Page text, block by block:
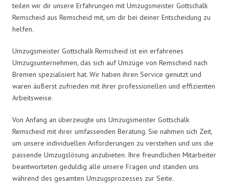
teilen wir dir unsere Erfahrungen mit Umzugsmeister Gottschalk
Remscheid aus Remscheid mit, um dir bei deiner Entscheidung zu
helfen.
Umzugsmeister Gottschalk Remscheid ist ein erfahrenes
Umzugsunternehmen, das sich auf Umzüge von Remscheid nach
Bremen spezialisiert hat. Wir haben ihren Service genutzt und
waren äußerst zufrieden mit ihrer professionellen und effizienten
Arbeitsweise.
Von Anfang an überzeugte uns Umzugsmeister Gottschalk
Remscheid mit ihrer umfassenden Beratung. Sie nahmen sich Zeit,
um unsere individuellen Anforderungen zu verstehen und uns die
passende Umzugslösung anzubieten. Ihre freundlichen Mitarbeiter
beantworteten geduldig alle unsere Fragen und standen uns
während des gesamten Umzugsprozesses zur Seite.